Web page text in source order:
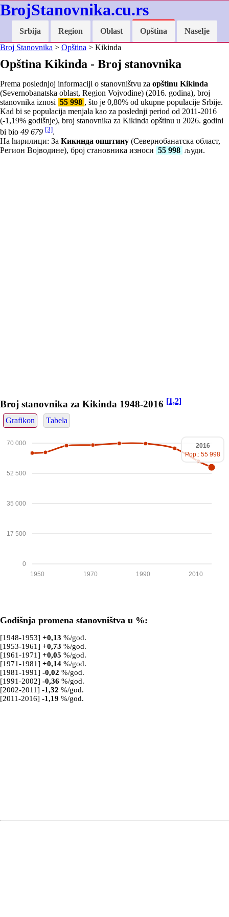
BrojStanovnika.cu.rs
Srbija Region Oblast Opština
Naselje
Broj Stanovnika > Opština > Kikinda
Opština Kikinda - Broj stanovnika
Prema poslednjoj informaciji o stanovništvu za opštinu Kikinda
(Severnobanatska oblast, Region Vojvodine) (2016. godina), broj
stanovnika iznosi 55 998 , što je 0,80% od ukupne populacije Srbije.
Kad bi se populacija menjala kao za poslednji period od 2011-2016
(-1,19% godišnje), broj stanovnika za Kikinda opštinu u 2026. godini
bi bio 49 679 [3].
На ћирилици: За Кикинда општину (Севернобанатска област,
Регион Војводине), број становника износи 55 998 људи.
Broj stanovnika za Kikinda 1948-2016 [1,2]
Grafikon Tabela
0
17 500
35 000
52 500
70 000
2010
1990
1970
1950
2016
Pop.: 55 998
Godišnja promena stanovništva u %:
[1948-1953] +0,13 %/god.
[1953-1961] +0,73 %/god.
[1961-1971] +0,05 %/god.
[1971-1981] +0,14 %/god.
[1981-1991] -0,02 %/god.
[1991-2002] -0,36 %/god.
[2002-2011] -1,32 %/god.
[2011-2016] -1,19 %/god.